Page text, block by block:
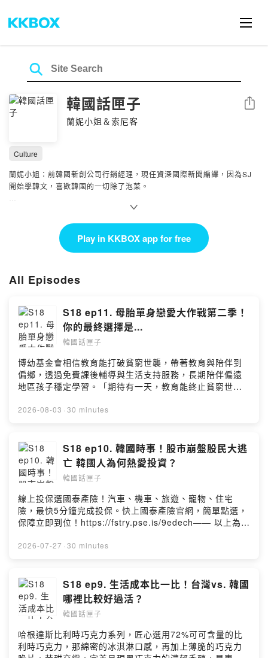
韓國話匣子
蘭妮小姐＆索尼客
Share
Culture
蘭妮小姐：前韓國新創公司行銷經理，現任資深國際新聞編譯，因為SJ
開始學韓文，喜歡韓國的一切除了泡菜。
索尼客：資深韓國旅遊部落客、韓國旅遊書作者，長居韓國十年以上，一
有空閒就會到韓國各地旅遊，現為韓國上班族。
每週台韓連線討論韓國最新時事議題、分享當地文化觀察，打開韓國話匣
追蹤我們：
玩轉韓國-완전한국
Web： https://www.koreagaja.com/
laney0611@gmail.com
sonic@kakao.com
https://pay.firstory.me/user/koreanbox
Play in KKBOX app for free
All Episodes
S18 ep11. 母胎單身戀愛大作戰第二季！
你的最終選擇是...
韓國話匣子
博幼基金會相信教育能打破貧窮世襲，帶著教育與陪伴到
偏鄉，透過免費課後輔導與生活支持服務，長期陪伴偏遠
地區孩子穩定學習。「期待有一天，教育能終止貧窮世
力。」捐款連結▶️ https://fstry.pse.is/9f67es—— 以上
17000人報名海選出來的男女嘉賓，有人經過改造後自信
心爆棚，在節目中人氣高就飄了，甚至出現海王行為？有
人快要配對成功卻在最後一刻反悔讓人大傻眼！一開始人
氣最旺的女嘉賓最後卻沒人可選？更多精彩討論就在本集
的韓國話匣子！(本集沒有結局爆雷，但有些許過程情節討
論，歡迎已收看節目的朋友收聽喔)加入會員，支持節目：
https://koreanbox.firstory.io/join留言告訴我你對這一集
的想法：
https://open.firstory.me/user/ckljhh3g6w9w008852mfj
2026-08-03 · 30 minutes
S18 ep10. 韓國時事！股市崩盤股民大逃
亡 韓國人為何熱愛投資？
韓國話匣子
線上投保選國泰產險！汽車、機車、旅遊、寵物、住宅
險，最快5分鐘完成投保。快上國泰產險官網，簡單點選，
保障立即到位！https://fstry.pse.is/9edech—— 以上為
投資散客崩潰衍生許多社會事件！韓國人熱愛高風險投
起死回生？韓劇「鐵拳教育」成真！韓國地方政府成立教
權局，保障老師！更多時事討論就在本集的韓國話匣子！
加入會員，支持節目： https://koreanbox.firstory.io/join
留言告訴我你對這一集的想法：
https://open.firstory.me/user/ckljhh3g6w9w008852mfj
t7ot/commentsPowered by Firstory Hosting
2026-07-27 · 30 minutes
S18 ep9. 生活成本比一比！台灣vs. 韓國
哪裡比較好過活？
韓國話匣子
哈根達斯比利時巧克力系列，匠心選用72%可可含量的比
利時巧克力，那綿密的冰淇淋口感，再加上薄脆的巧克力